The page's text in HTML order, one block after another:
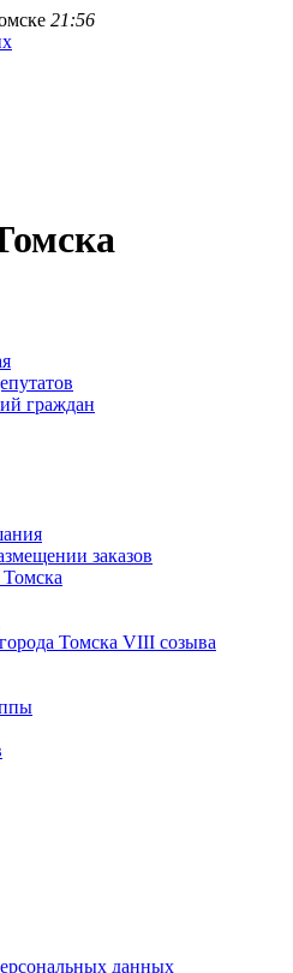
21:56
граждан
заказов
Томска VIII созыва
данных